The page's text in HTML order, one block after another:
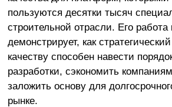
пользуются десятки тысяч
строительной отрасли. Его работа
демонстрирует, как
качеству способен навести
разработки, сэкономить
заложить основу для
рынке.